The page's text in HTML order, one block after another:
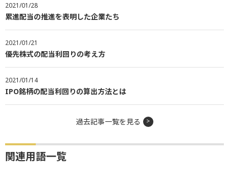
2021/01/28
累進配当の推進を表明した企業たち
2021/01/21
優先株式の配当利回りの考え方
2021/01/14
IPO銘柄の配当利回りの算出方法とは
過去記事一覧を見る
関連用語一覧